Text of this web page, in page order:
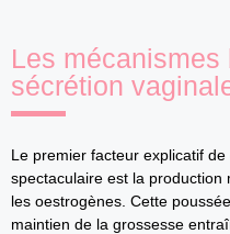
Les
sécrétion
Le premier facteur explicatif
spectaculaire est la production
les oestrogènes. Cette
maintien de la grossesse